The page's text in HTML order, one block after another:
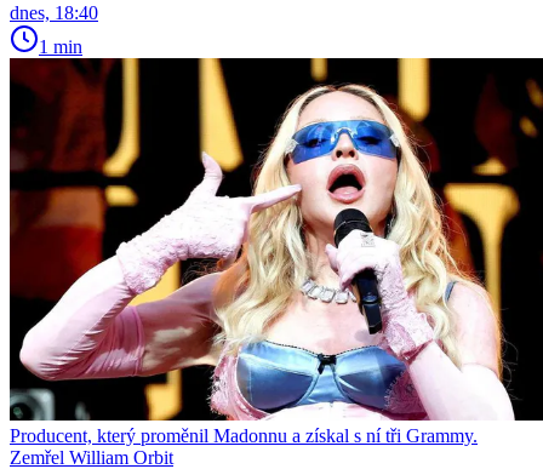
dnes, 18:40
1 min
Producent, který proměnil Madonnu a získal s ní tři Grammy.
Zemřel William Orbit